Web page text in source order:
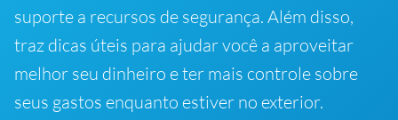
suporte a recursos de segurança. Além disso,
traz dicas úteis para ajudar você a aproveitar
melhor seu dinheiro e ter mais controle sobre
seus gastos enquanto estiver no exterior.